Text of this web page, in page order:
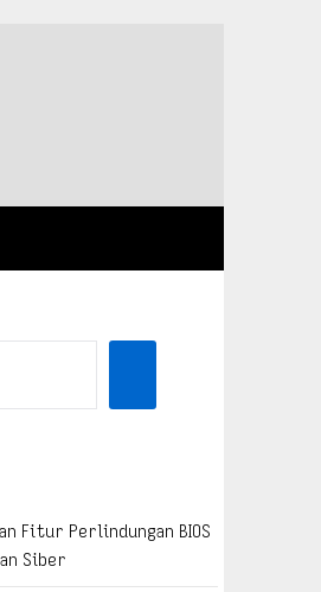
Fitur Perlindungan BIOS
Siber